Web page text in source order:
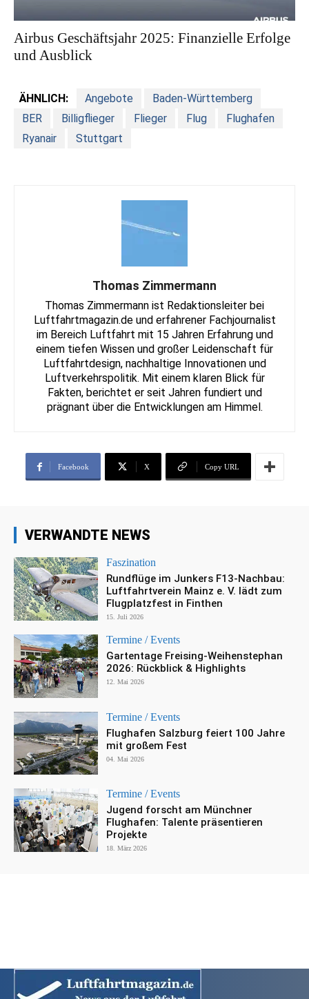
Airbus Geschäftsjahr 2025: Finanzielle Erfolge
und Ausblick
ÄHNLICH: Angebote
Baden-Württemberg
BER
Billigflieger Flieger Flug
Flughafen
Ryanair
Stuttgart
Thomas Zimmermann
Thomas Zimmermann ist Redaktionsleiter bei
Luftfahrtmagazin.de und erfahrener Fachjournalist
im Bereich Luftfahrt mit 15 Jahren Erfahrung und
einem tiefen Wissen und großer Leidenschaft für
Luftfahrtdesign, nachhaltige Innovationen und
Luftverkehrspolitik. Mit einem klaren Blick für
Fakten, berichtet er seit Jahren fundiert und
prägnant über die Entwicklungen am Himmel.
Facebook X Copy URL
VERWANDTE NEWS
Faszination
Rundflüge im Junkers F13-Nachbau:
Luftfahrtverein Mainz e. V. lädt zum
Flugplatzfest in Finthen
15. Juli 2026
Termine / Events
Gartentage Freising-Weihenstephan
2026: Rückblick & Highlights
12. Mai 2026
Termine / Events
Flughafen Salzburg feiert 100 Jahre
mit großem Fest
04. Mai 2026
Termine / Events
Jugend forscht am Münchner
Flughafen: Talente präsentieren
Projekte
18. März 2026